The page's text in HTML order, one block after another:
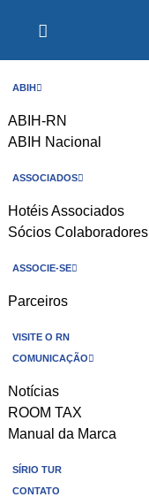
ABIH
ABIH-RN
ABIH Nacional
ASSOCIADOS
Hotéis Associados
Sócios Colaboradores
ASSOCIE-SE
Parceiros
VISITE O RN
COMUNICAÇÃO
Notícias
ROOM TAX
Manual da Marca
SÍRIO TUR
CONTATO